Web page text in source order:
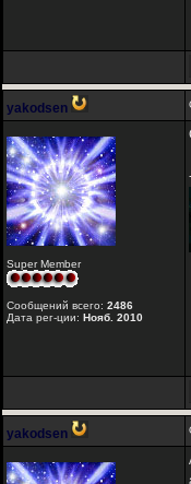
yakodsen
Super Member
Сообщений всего: 2486
Дата рег-ции: Нояб. 2010
yakodsen